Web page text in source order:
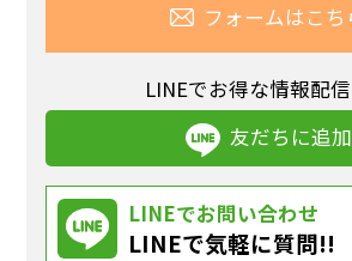
フォームはこち
LINEでお得な情報配信
友だちに追加
LINEでお問い合わせ
LINEで気軽に質問!!